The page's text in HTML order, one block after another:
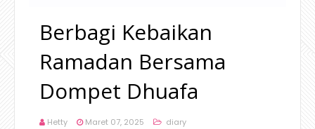
Berbagi Kebaikan
Ramadan Bersama
Dompet Dhuafa
Hetty Maret 07, 2025 diary